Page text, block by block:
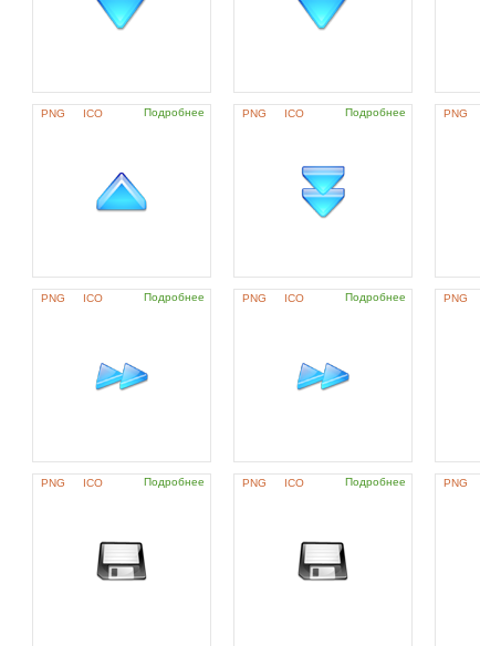
PNG ICO Подробнее PNG ICO Подробнее PNG
PNG ICO Подробнее PNG ICO Подробнее PNG
PNG ICO Подробнее PNG ICO Подробнее PNG